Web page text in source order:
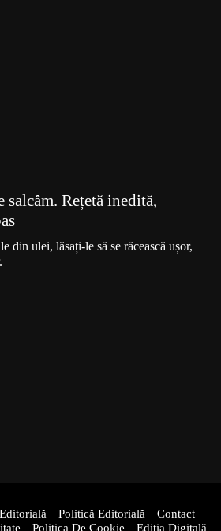
Rețetă inedită,
din ulei, lăsați-le să se răcească ușor,
Politică Editorială
Contact
Politica De Cookie Ediția Digitală